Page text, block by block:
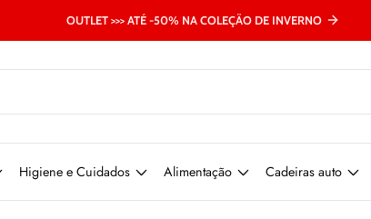
OUTLET >>> ATÉ -50% NA COLEÇÃO DE INVERNO
Higiene e Cuidados Alimentação Cadeiras auto